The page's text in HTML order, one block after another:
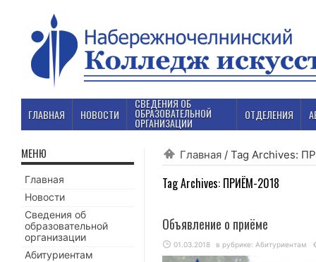
ГЛАВНАЯ НОВОСТИ
СВЕДЕНИЯ ОБ
ОБРАЗОВАТЕЛЬНОЙ
ОРГАНИЗАЦИИ
ОТДЕЛЕНИЯ
Главная / Tag Archives:
Tag Archives: ПРИЁМ-2018
Объявление о приёме
01.03.2018 в рубрике: Абитуриентам
МЕНЮ
Главная
Новости
Сведения об
образовательной
организации
Абитуриентам